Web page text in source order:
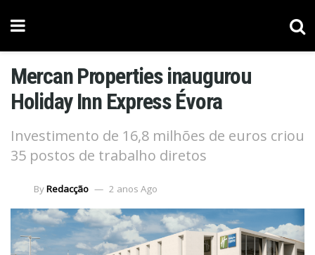
Mercan Properties inaugurou
Holiday Inn Express Évora
Investimento de 16,8 milhões de euros criou
35 postos de trabalho diretos
ByRedacção 2 anos Ago